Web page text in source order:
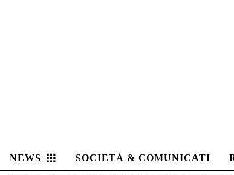
NEWS SOCIETÀ & COMUNICATI